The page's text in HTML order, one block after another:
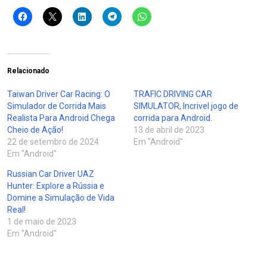
Relacionado
Taiwan Driver Car Racing: O
Simulador de Corrida Mais
Realista Para Android Chega
Cheio de Ação!
22 de setembro de 2024
Em "Android"
TRAFIC DRIVING CAR
SIMULATOR, Incrivel jogo de
corrida para Android.
13 de abril de 2023
Em "Android"
Russian Car Driver UAZ
Hunter: Explore a Rússia e
Domine a Simulação de Vida
Real!
1 de maio de 2023
Em "Android"